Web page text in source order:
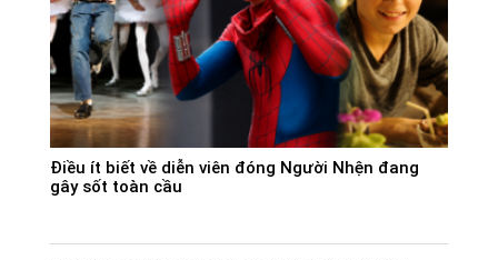
Điều ít biết về diễn viên đóng Người Nhện đang
gây sốt toàn cầu